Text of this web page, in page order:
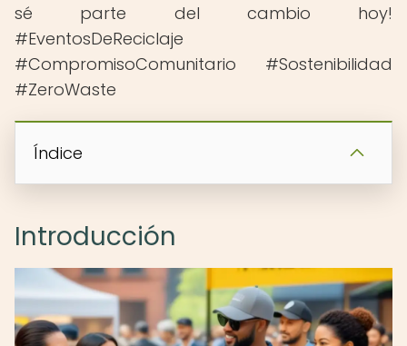
sé parte del cambio hoy!
#EventosDeReciclaje
#CompromisoComunitario #Sostenibilidad
#ZeroWaste
Índice
Introducción